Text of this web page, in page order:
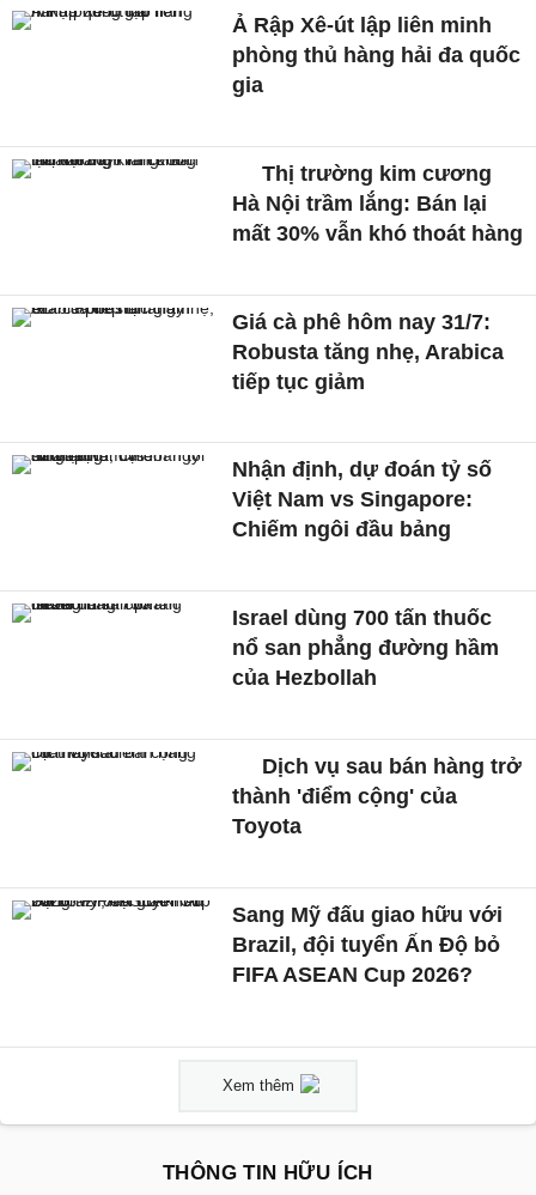
Ả Rập Xê-út lập liên minh
phòng thủ hàng hải đa quốc
gia
Thị trường kim cương
Hà Nội trầm lắng: Bán lại
mất 30% vẫn khó thoát hàng
Giá cà phê hôm nay 31/7:
Robusta tăng nhẹ, Arabica
tiếp tục giảm
Nhận định, dự đoán tỷ số
Việt Nam vs Singapore:
Chiếm ngôi đầu bảng
Israel dùng 700 tấn thuốc
nổ san phẳng đường hầm
của Hezbollah
Dịch vụ sau bán hàng trở
thành 'điểm cộng' của
Toyota
Sang Mỹ đấu giao hữu với
Brazil, đội tuyển Ấn Độ bỏ
FIFA ASEAN Cup 2026?
Xem thêm
THÔNG TIN HỮU ÍCH